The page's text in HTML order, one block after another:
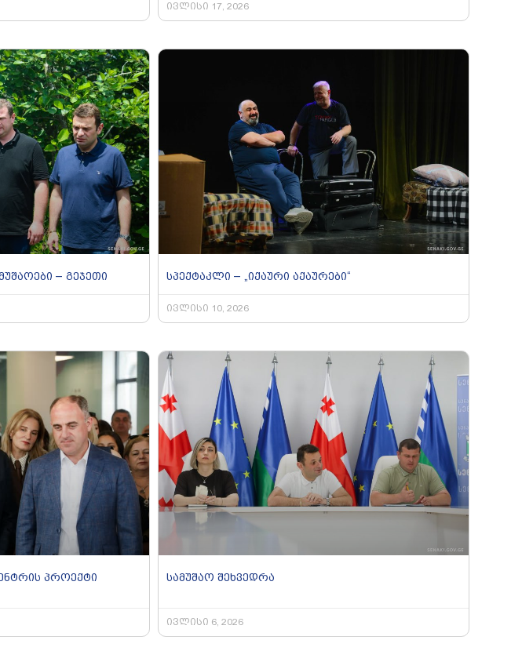
ივლისი 17, 2026
– გეჯეთი სპექტაკლი – „იქაური აქაურები“
ივლისი 10, 2026
პროექტი სამუშაო შეხვედრა
ივლისი 6, 2026